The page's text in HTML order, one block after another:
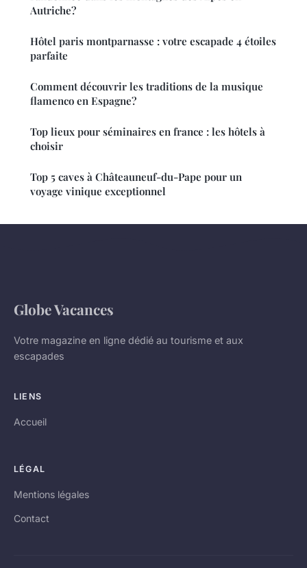
Autriche?
Hôtel paris montparnasse : votre escapade 4 étoiles
parfaite
Comment découvrir les traditions de la musique
flamenco en Espagne?
Top lieux pour séminaires en france : les hôtels à
choisir
Top 5 caves à Châteauneuf-du-Pape pour un
voyage vinique exceptionnel
Globe Vacances
Votre magazine en ligne dédié au tourisme et aux
escapades
LIENS
Accueil
LÉGAL
Mentions légales
Contact